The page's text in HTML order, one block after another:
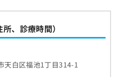
、診療時間）
天白区福池1丁目314-1